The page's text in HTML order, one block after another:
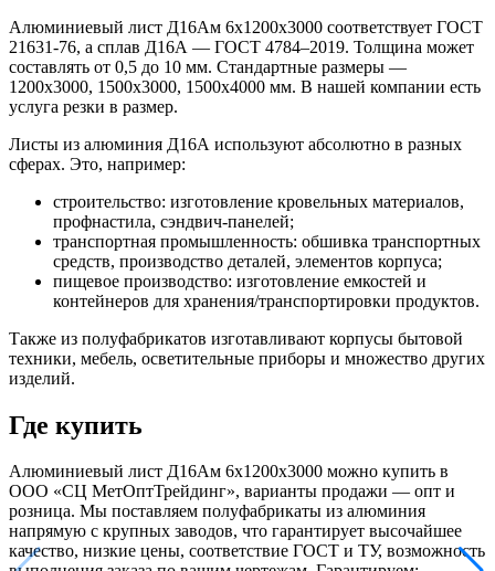
Алюминиевый лист Д16Ам 6х1200х3000 соответствует ГОСТ
21631-76, а сплав Д16А — ГОСТ 4784–2019. Толщина может
составлять от 0,5 до 10 мм. Стандартные размеры —
1200x3000, 1500x3000, 1500x4000 мм. В нашей компании есть
услуга резки в размер.
Листы из алюминия Д16А используют абсолютно в разных
сферах. Это, например:
строительство: изготовление кровельных материалов,
профнастила, сэндвич-панелей;
транспортная промышленность: обшивка транспортных
средств, производство деталей, элементов корпуса;
пищевое производство: изготовление емкостей и
контейнеров для хранения/транспортировки продуктов.
Также из полуфабрикатов изготавливают корпусы бытовой
техники, мебель, осветительные приборы и множество других
изделий.
Где купить
Алюминиевый лист Д16Ам 6х1200х3000 можно купить в
ООО «СЦ МетОптТрейдинг», варианты продажи — опт и
розница. Мы поставляем полуфабрикаты из алюминия
напрямую с крупных заводов, что гарантирует высочайшее
качество, низкие цены, соответствие ГОСТ и ТУ, возможность